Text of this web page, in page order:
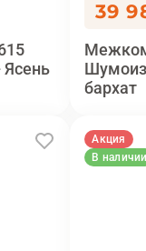
39
бархат
Акция
В наличии